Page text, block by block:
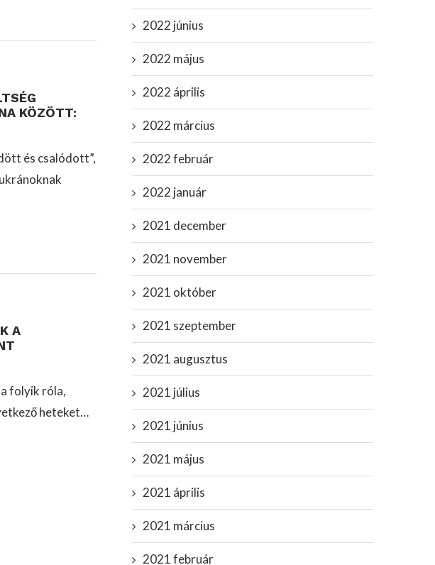
KÖZÖTT:
és csalódott”,
A
folyik róla,
heteket…
2022 június
2022 május
2022 április
2022 március
2022 február
2022 január
2021 december
2021 november
2021 október
2021 szeptember
2021 augusztus
2021 július
2021 június
2021 május
2021 április
2021 március
2021 február